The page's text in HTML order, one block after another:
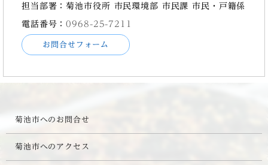
担当部署：菊池市役所 市民環境部 市民課 市民・戸籍係
電話番号：0968-25-7211
お問合せフォーム
菊池市へのお問合せ
菊池市へのアクセス